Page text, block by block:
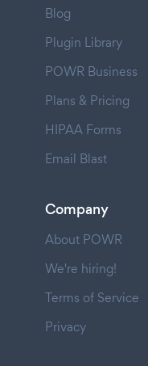
Blog
Plugin Library
POWR Business
Plans & Pricing
HIPAA Forms
Email Blast
Company
About POWR
We're hiring!
Terms of Service
Privacy